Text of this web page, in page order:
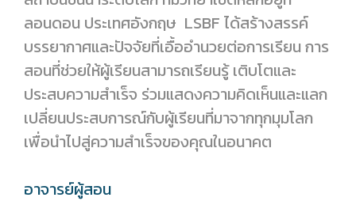
ลอนดอน ประเทศอังกฤษ LSBF ได้สร้างสรรค์
บรรยากาศและปัจจัยที่เอื้ออำนวยต่อการเรียน การ
สอนที่ช่วยให้ผู้เรียนสามารถเรียนรู้ เติบโตและ
ประสบความสำเร็จ ร่วมแสดงความคิดเห็นและแลก
เปลี่ยนประสบการณ์กับผู้เรียนที่มาจากทุกมุมโลก
เพื่อนำไปสู่ความสำเร็จของคุณในอนาคต
อาจารย์ผู้สอน